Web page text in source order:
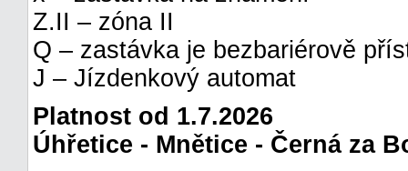
Z.II – zóna II
Q – zastávka je bezbariérově
J – Jízdenkový automat
Platnost od 1.7.2026
Úhřetice - Mnětice - Černá za